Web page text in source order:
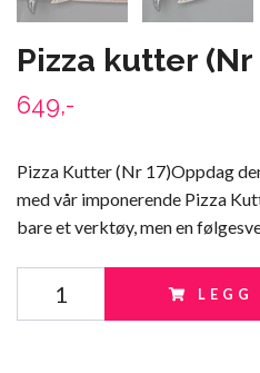
Pizza kutter (Nr
649,-
Pizza Kutter (Nr 17)Oppdag
med vår imponerende Pizza
bare et verktøy, men en
LEGG